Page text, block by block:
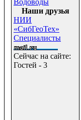
Водоводы
Наши друзья
НИИ
«СибГеоТех»
Специалисты
Сейчас на сайте:
Гостей - 3